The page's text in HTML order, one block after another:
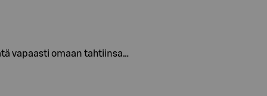
vapaasti omaan tahtiinsa…